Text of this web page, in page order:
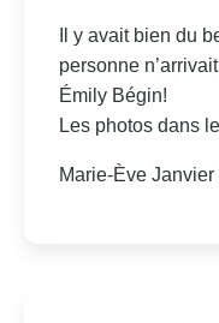
Il y avait bien du
personne
Émily Bégin!
Les photos dans
Marie-Ève